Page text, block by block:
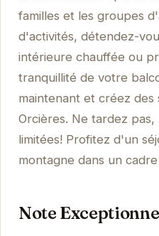
familles et les groupes
d'activités, détendez-
intérieure chauffée ou
tranquillité de votre
maintenant et créez des
Orcières. Ne tardez
limitées! Profitez d'un
montagne dans un
Note